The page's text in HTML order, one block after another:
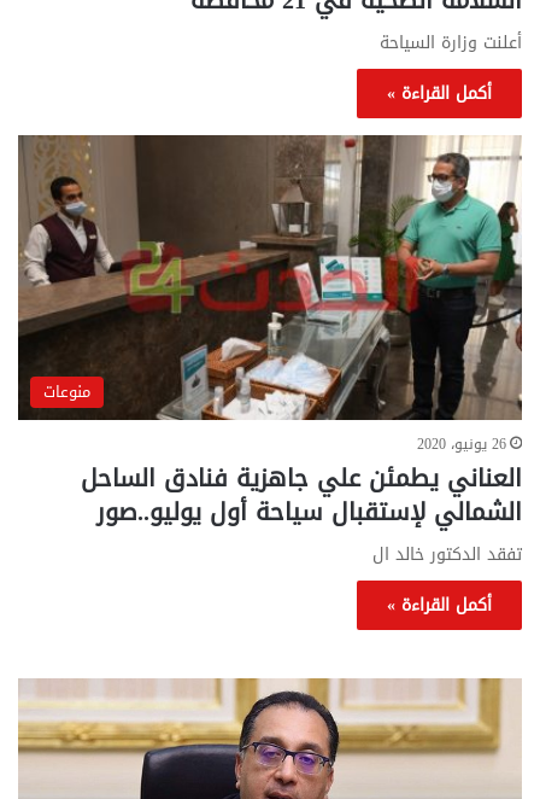
أعلنت وزارة السياحة
أكمل القراءة »
منوعات
26 يونيو، 2020
العناني يطمئن علي جاهزية فنادق الساحل
الشمالي لإستقبال سياحة أول يوليو..صور
تفقد الدكتور خالد ال
أكمل القراءة »
تحركات
حكومية
لحسم
قانون
..